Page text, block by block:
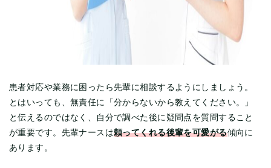
患者対応や業務に困ったら先輩に相談するようにしましょう。
とはいっても、無責任に「分からないから教えてください。」
と伝えるのではなく、自分で調べた後に疑問点を質問すること
が重要です。先輩ナースは頼ってくれる後輩を可愛がる傾向に
あります。